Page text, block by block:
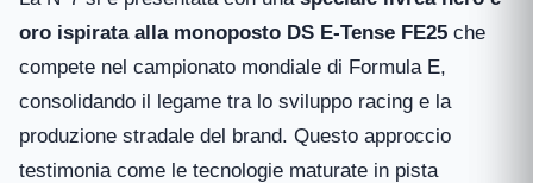
oro ispirata alla monoposto DS E-Tense FE25 che
compete nel campionato mondiale di Formula E,
consolidando il legame tra lo sviluppo racing e la
produzione stradale del brand. Questo approccio
testimonia come le tecnologie maturate in pista